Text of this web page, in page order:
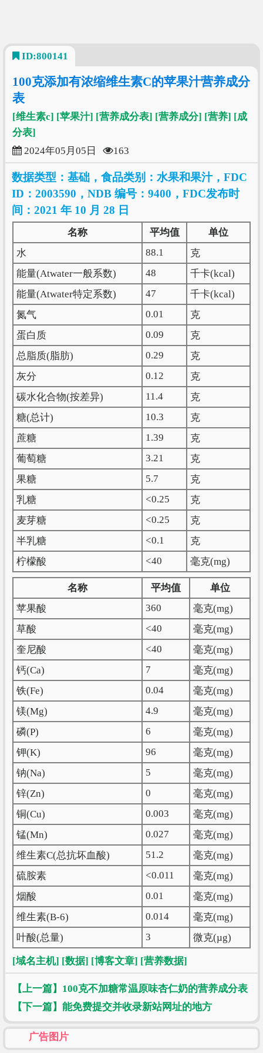
ID:800141
100克添加有浓缩维生素C的苹果汁营养成分
表
[维生素c] [苹果汁] [营养成分表] [营养成分] [营养] [成
分表]
2024年05月05日 163
数据类型：基础，食品类别：水果和果汁，FDC
ID：2003590，NDB 编号：9400，FDC发布时
间：2021 年 10 月 28 日
名称 平均值
单位
水
88.1
克
能量(Atwater一般系数)
48
千卡(kcal)
能量(Atwater特定系数)
47
千卡(kcal)
氮气
0.01
克
蛋白质
0.09
克
总脂质(脂肪)
0.29
克
灰分
0.12
克
碳水化合物(按差异)
11.4
克
糖(总计)
10.3
克
蔗糖
1.39
克
葡萄糖
3.21
克
果糖
5.7
克
乳糖
<0.25
克
麦芽糖
<0.25
克
半乳糖
<0.1
克
柠檬酸
<40 毫克(mg)
名称 平均值
单位
苹果酸
360
毫克(mg)
草酸
<40
毫克(mg)
奎尼酸
<40
毫克(mg)
钙(Ca)
7
毫克(mg)
铁(Fe)
0.04
毫克(mg)
镁(Mg)
4.9
毫克(mg)
磷(P)
6
毫克(mg)
钾(K)
96
毫克(mg)
钠(Na)
5
毫克(mg)
锌(Zn)
0
毫克(mg)
铜(Cu)
0.003
毫克(mg)
锰(Mn)
0.027
毫克(mg)
维生素C(总抗坏血酸)
51.2
毫克(mg)
硫胺素
<0.011
毫克(mg)
烟酸
0.01
毫克(mg)
维生素(B-6)
0.014
毫克(mg)
叶酸(总量)
3 微克(µg)
[域名主机] [数据] [博客文章] [营养数据]
【上一篇】100克不加糖常温原味杏仁奶的营养成分表
【下一篇】能免费提交并收录新站网址的地方
广告图片